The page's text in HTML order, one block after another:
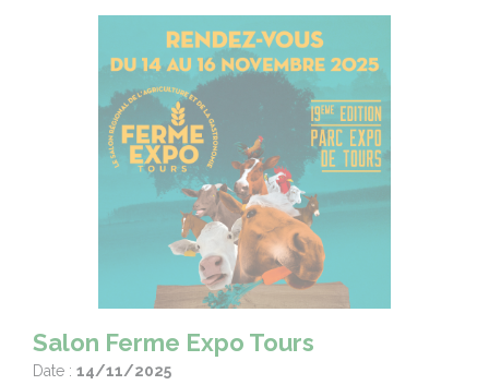
Salon Ferme Expo Tours
Date : 14/11/2025